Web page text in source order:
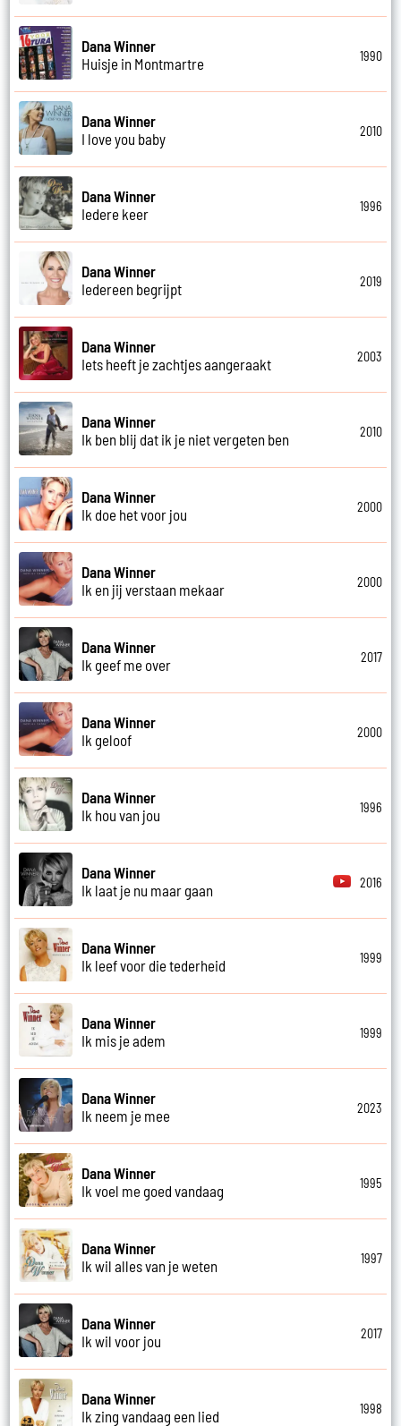
Dana Winner
Huisje in Montmartre
1990
Dana Winner
I love you baby
2010
Dana Winner
Iedere keer
1996
Dana Winner
Iedereen begrijpt
2019
Dana Winner
Iets heeft je zachtjes aangeraakt
2003
Dana Winner
Ik ben blij dat ik je niet vergeten ben
2010
Dana Winner
Ik doe het voor jou
2000
Dana Winner
Ik en jij verstaan mekaar
2000
Dana Winner
Ik geef me over
2017
Dana Winner
Ik geloof
2000
Dana Winner
Ik hou van jou
1996
Dana Winner
Ik laat je nu maar gaan
2016
Dana Winner
Ik leef voor die tederheid
1999
Dana Winner
Ik mis je adem
1999
Dana Winner
Ik neem je mee
2023
Dana Winner
Ik voel me goed vandaag
1995
Dana Winner
Ik wil alles van je weten
1997
Dana Winner
Ik wil voor jou
2017
Dana Winner
Ik zing vandaag een lied
1998